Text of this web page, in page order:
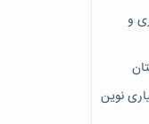
و
نوین